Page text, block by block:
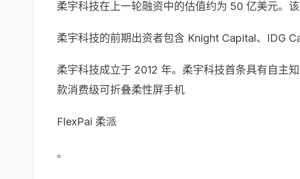
柔宇科技在上一轮融资中的估值约为 50 亿美元。
柔宇科技的前期出资者包含 Knight Capital、IDG
柔宇科技成立于 2012 年。柔宇科技首条具有自主
款消费级可折叠柔性屏手机
FlexPai 柔派
。